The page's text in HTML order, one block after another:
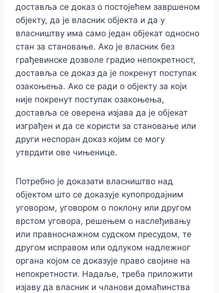
доставља се доказ о постојећем завршеном
објекту, да је власник објекта и да у
власништву има само један објекат односно
стан за становање. Ако је власник без
грађевинске дозволе градио непокретност,
доставља се доказ да је покренут поступак
озакоњења. Ако се ради о објекту за који
није покренут поступак озакоњења,
доставља се оверена изјава да је објекат
изграђен и да се користи за становање или
други неспоран доказ којим се могу
утврдити ове чињенице.
Потребно је доказати власништво над
објектом што се доказује купопродајним
уговором, уговором о поклону или другом
врстом уговора, решењем о наслеђивању
или правноснажном судском пресудом, те
другом исправом или одлуком надлежног
органа којом се доказује право својине на
непокретности. Надаље, треба приложити
изјаву да власник и чланови домаћинства